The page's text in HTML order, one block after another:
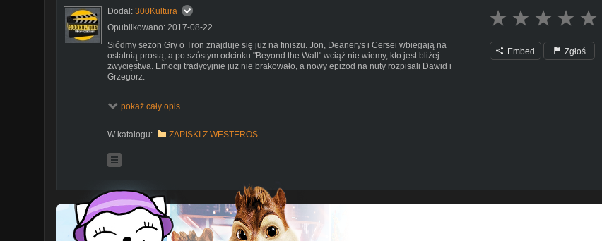
Dodał: 300Kultura
Opublikowano: 2017-08-22
Siódmy sezon Gry o Tron znajduje się już na finiszu. Jon, Deanerys i Cersei wbiegają na
ostatnią prostą, a po szóstym odcinku "Beyond the Wall" wciąż nie wiemy, kto jest bliżej
zwycięstwa. Emocji tradycyjnie już nie brakowało, a nowy epizod na nuty rozpisali Dawid i
Grzegorz.
- Rosnące napięcie pomiędzy siostrami
- W co gra Littlefinger?
- Co się dzieje z Aryą?
- Kiedy logika zaczyna rozchodzić się w szwach
- Co by było, gdyby z Jonem i ferajną poszedł Legolas?
- Ogara i Tormunda rozmowy o kobietach
- Tajemnica Długiego Pazura
- Coś się kończy, coś się zaczyna
- Wujek Benjen, czyli Deus ex machina na miarę Gry o Tron
pokaż cały opis
W katalogu: ZAPISKI Z WESTEROS
Embed Zgłoś